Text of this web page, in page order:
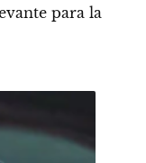
para la